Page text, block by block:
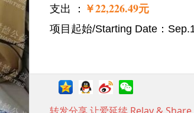
支出 ： ￥22,226.49元
项目起始/Starting Date：